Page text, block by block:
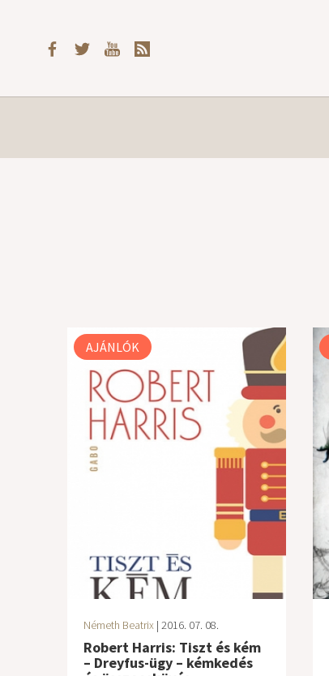
AJÁNLÓK
Németh Beatrix| 2016. 07. 08.
Robert Harris: Tiszt és kém
– Dreyfus-ügy – kémkedés